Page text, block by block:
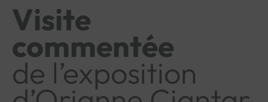
Visite
commentée
de l’exposition